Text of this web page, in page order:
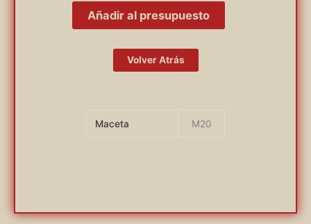
Añadir al presupuesto
Volver Atrás
Maceta M20